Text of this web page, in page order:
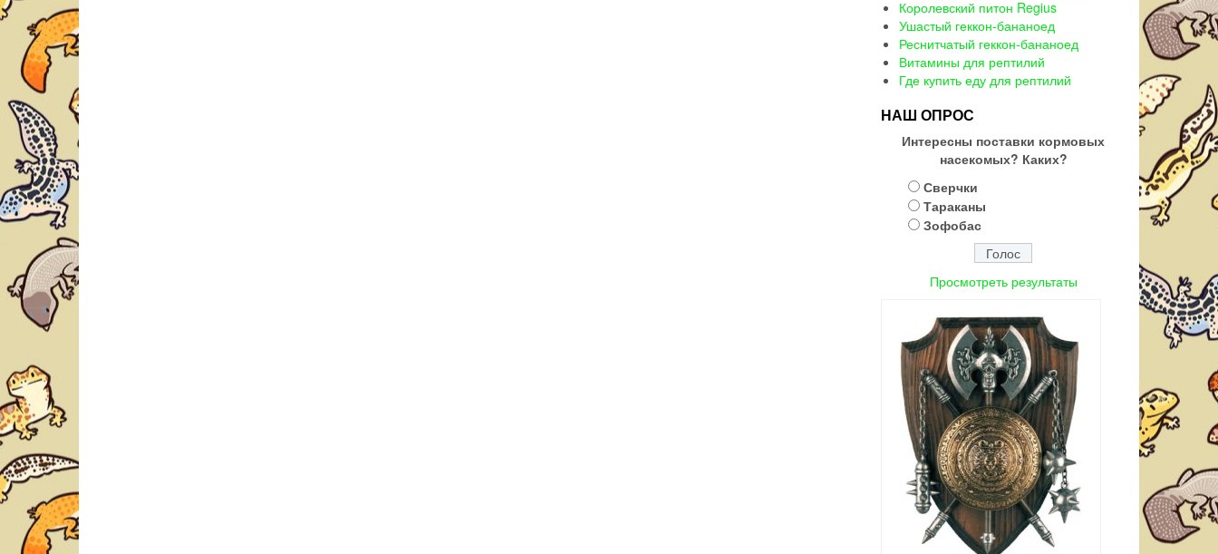
Королевский питон Regius
Ушастый геккон-бананоед
Реснитчатый геккон-бананоед
Витамины для рептилий
Где купить еду для рептилий
НАШ ОПРОС
Интересны поставки кормовых
насекомых? Каких?
Сверчки
Тараканы
Зофобас
Просмотреть результаты